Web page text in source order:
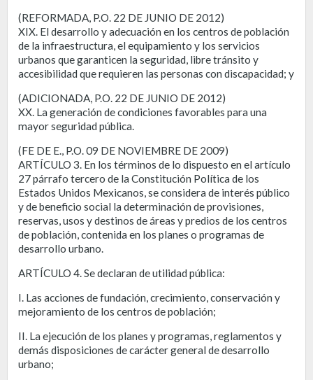
(REFORMADA, P.O. 22 DE JUNIO DE 2012)
XIX. El desarrollo y adecuación en los centros de población
de la infraestructura, el equipamiento y los servicios
urbanos que garanticen la seguridad, libre tránsito y
accesibilidad que requieren las personas con discapacidad; y
(ADICIONADA, P.O. 22 DE JUNIO DE 2012)
XX. La generación de condiciones favorables para una
mayor seguridad pública.
(FE DE E., P.O. 09 DE NOVIEMBRE DE 2009)
ARTÍCULO 3. En los términos de lo dispuesto en el artículo
27 párrafo tercero de la Constitución Política de los
Estados Unidos Mexicanos, se considera de interés público
y de beneficio social la determinación de provisiones,
reservas, usos y destinos de áreas y predios de los centros
de población, contenida en los planes o programas de
desarrollo urbano.
ARTÍCULO 4. Se declaran de utilidad pública:
I. Las acciones de fundación, crecimiento, conservación y
mejoramiento de los centros de población;
II. La ejecución de los planes y programas, reglamentos y
demás disposiciones de carácter general de desarrollo
urbano;